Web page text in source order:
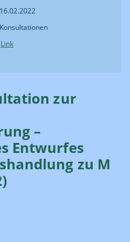
16.02.2022
Konsultationen
Link
zur
–
Entwurfes
zu M